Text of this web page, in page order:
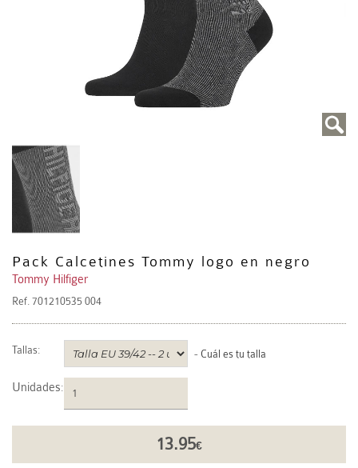
Pack Calcetines Tommy logo en negro
Tommy Hilfiger
Ref. 701210535 004
Tallas: - Cuál es tu talla
Unidades:
13.95€